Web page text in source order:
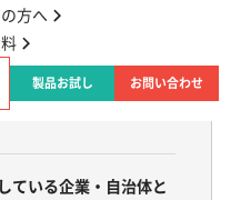
方へ
製品お試し お問い合わせ
同期されない場合の確
ている企業・自治体と